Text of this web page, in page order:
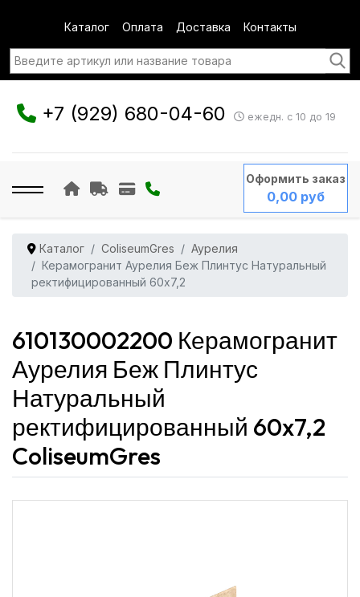
Каталог Оплата Доставка Контакты
+7 (929) 680-04-60 ежедн. с 10 до 19
Оформить заказ
0,00 руб
Каталог ColiseumGres
Аурелия
Керамогранит Аурелия Беж Плинтус Натуральный
ректифицированный 60x7,2
610130002200 Керамогранит
Аурелия Беж Плинтус
Натуральный
ректифицированный 60x7,2
ColiseumGres